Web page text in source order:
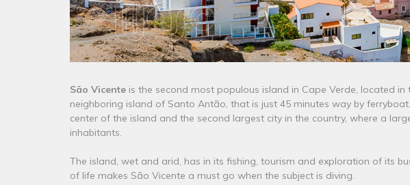
São Vicente is the second most populous island in Cape Verde, located
neighboring island of Santo Antão, that is just 45 minutes way by
center of the island and the second largest city in the country, where a
inhabitants.
The island, wet and arid, has in its fishing, tourism and exploration of its
of life makes São Vicente a must go when the subject is diving.